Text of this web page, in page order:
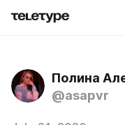
Полина
@asapvr